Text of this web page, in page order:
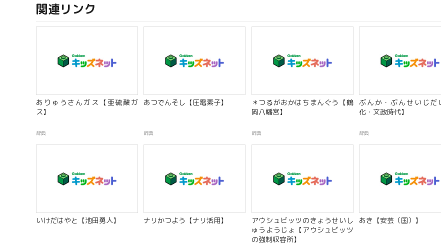
関連リンク
ありゅうさんガス【亜硫酸ガ
ス】
辞典
あつでんそし【圧電素子】
辞典
＊つるがおかはちまんぐう【鶴
岡八幡宮】
辞典
ぶんか・ぶんせいじだ
化・文政時代】
辞典
いけだはやと【池田勇人】 ナリかつよう【ナリ活用】
アウシュビッツのきょうせいし
ゅうようじょ【アウシュビッツ
の強制収容所】
あき【安芸（国）】